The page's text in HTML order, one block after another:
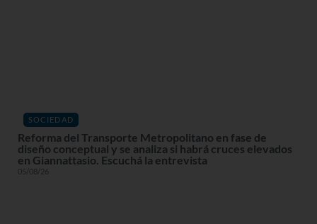
SOCIEDAD
Reforma del Transporte Metropolitano en fase de
diseño conceptual y se analiza si habrá cruces elevados
en Giannattasio. Escuchá la entrevista
05/08/26